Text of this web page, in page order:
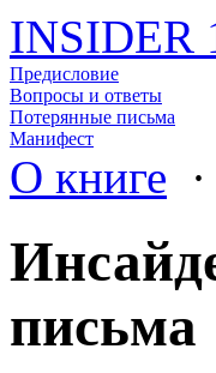
INSIDER
Предисловие
Вопросы и ответы
Потерянные письма
Манифест
О книге ·
письма